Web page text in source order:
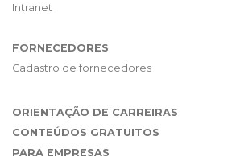
Intranet
FORNECEDORES
Cadastro de fornecedores
ORIENTAÇÃO DE CARREIRAS
CONTEÚDOS GRATUITOS
PARA EMPRESAS